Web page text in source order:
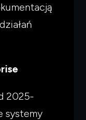
2025-
systemy